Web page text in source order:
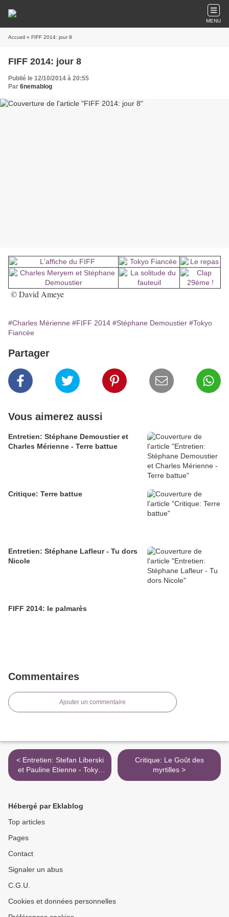
MENU
Accueil » FIFF 2014: jour 8
FIFF 2014: jour 8
Publié le 12/10/2014 à 20:55
Par 6nemablog
© David Ameye
#Charles Mérienne #FIFF 2014 #Stéphane Demoustier #Tokyo
Fiancée
Partager
Vous aimerez aussi
Entretien: Stéphane Demoustier et
Charles Mérienne - Terre battue
Critique: Terre battue
Entretien: Stéphane Lafleur - Tu dors
Nicole
FIFF 2014: le palmarès
Commentaires
Ajouter un commentaire
< Entretien: Stefan Liberski
et Pauline Etienne - Tokyo
Fiancée
Critique: Le Goût des
myrtilles >
Hébergé par Eklablog
Top articles
Pages
Contact
Signaler un abus
C.G.U.
Cookies et données personnelles